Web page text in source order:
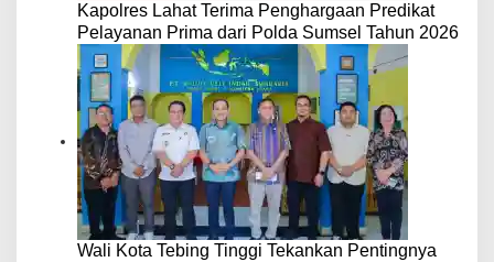
Kapolres Lahat Terima Penghargaan Predikat
Pelayanan Prima dari Polda Sumsel Tahun 2026
Wali Kota Tebing Tinggi Tekankan Pentingnya